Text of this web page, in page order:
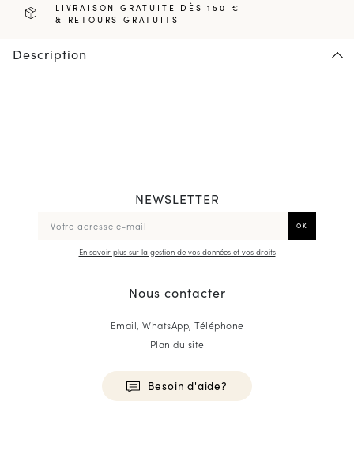
LIVRAISON GRATUITE DÈS 150 €
& RETOURS GRATUITS
Description
NEWSLETTER
En savoir plus sur la gestion de vos données et vos droits
Nous contacter
Email, WhatsApp, Téléphone
Plan du site
Besoin d'aide?